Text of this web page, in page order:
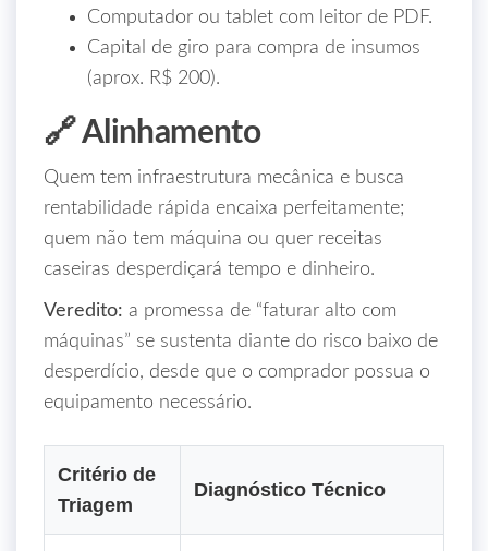
Computador ou tablet com leitor de PDF.
Capital de giro para compra de insumos
(aprox. R$ 200).
🔗 Alinhamento
Quem tem infraestrutura mecânica e busca
rentabilidade rápida encaixa perfeitamente;
quem não tem máquina ou quer receitas
caseiras desperdiçará tempo e dinheiro.
Veredito: a promessa de “faturar alto com
máquinas” se sustenta diante do risco baixo de
desperdício, desde que o comprador possua o
equipamento necessário.
Critério de
Triagem
Diagnóstico Técnico